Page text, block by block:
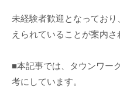
未経験者歓迎となってお
えられていることが案内さ
■本記事では、タウンワー
考にしています。